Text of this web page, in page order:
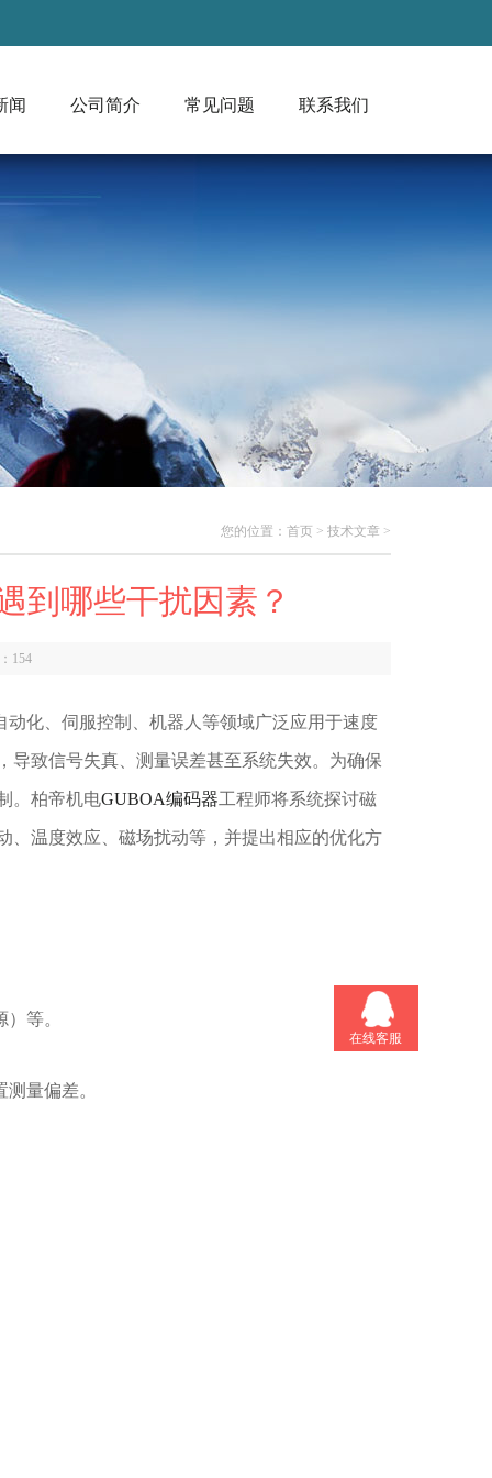
闻 公司简介 常见问题 联系我们
您的位置： 首页 > 技术文章 >
到哪些干扰因素？
154
化、伺服控制、机器人等领域广泛应用于速度
导致信号失真、测量误差甚至系统失效。为确保
。柏帝机电GUBOA编码器工程师将系统探讨磁
、温度效应、磁场扰动等，并提出相应的优化方
等。
量偏差。
在线客服